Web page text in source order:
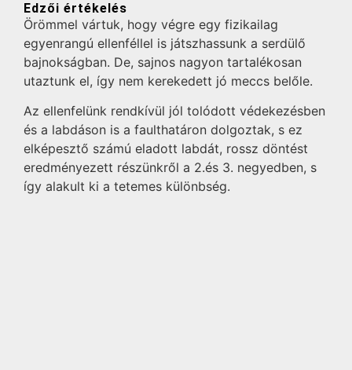
Edzői értékelés
Örömmel vártuk, hogy végre egy fizikailag
egyenrangú ellenféllel is játszhassunk a serdülő
bajnokságban. De, sajnos nagyon tartalékosan
utaztunk el, így nem kerekedett jó meccs belőle.
Az ellenfelünk rendkívül jól tolódott védekezésben
és a labdáson is a faulthatáron dolgoztak, s ez
elképesztő számú eladott labdát, rossz döntést
eredményezett részünkről a 2.és 3. negyedben, s
így alakult ki a tetemes különbség.